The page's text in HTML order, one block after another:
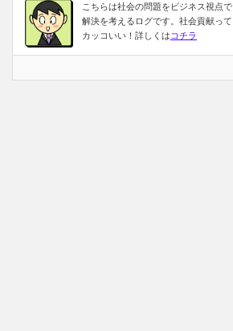
こちらは社会の問題をビジネス視点で
解決を考えるログです。社会貢献って
カッコいい！詳しくは コチラ